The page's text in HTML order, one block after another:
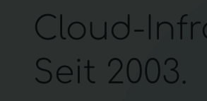
Cloud-
Seit 2003.